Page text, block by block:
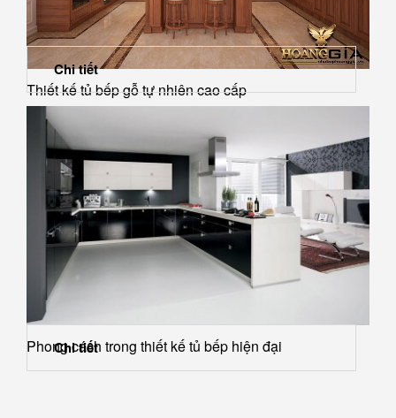
Thiết kế tủ bếp gỗ tự nhiên cao cấp
Chi tiết
Phong cách trong thiết kế tủ bếp hiện đại
Chi tiết